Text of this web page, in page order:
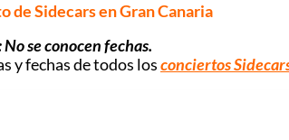
de Sidecars en Gran Canaria
se conocen fechas.
y fechas de todos losconciertos